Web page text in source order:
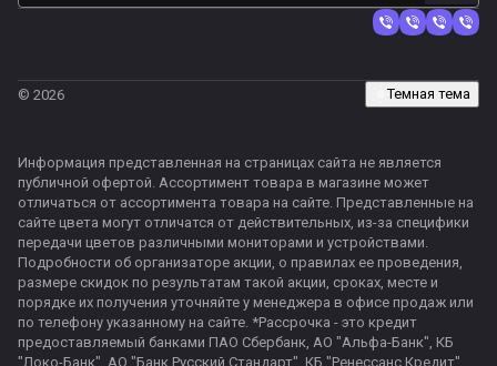
© 2026 Темная тема
Информация представленная на страницах сайта не является
публичной офертой. Ассортимент товара в магазине может
отличаться от ассортимента товара на сайте. Представленные на
сайте цвета могут отличатся от действительных, из-за специфики
передачи цветов различными мониторами и устройствами.
Подробности об организаторе акции, о правилах ее проведения,
размере скидок по результатам такой акции, сроках, месте и
порядке их получения уточняйте у менеджера в офисе продаж или
по телефону указанному на сайте. *Рассрочка - это кредит
предоставляемый банками ПАО Сбербанк, АО "Альфа-Банк", КБ
"Локо-Банк", АО "Банк Русский Стандарт", КБ "Ренессанс Кредит"